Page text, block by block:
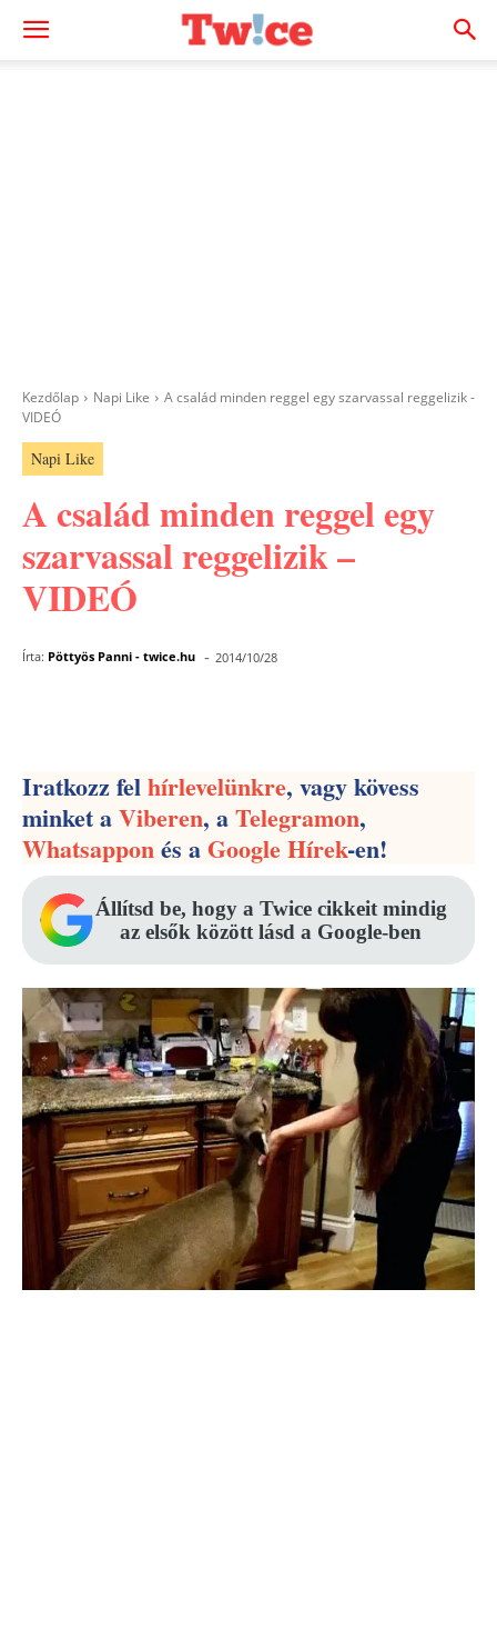
Kezdőlap Napi Like
A család minden reggel egy szarvassal reggelizik -
VIDEÓ
Napi Like
A család minden reggel egy
szarvassal reggelizik –
VIDEÓ
Írta: Pöttyös Panni - twice.hu - 2014/10/28
Iratkozz felhírlevelünkre, vagy kövess
minket aViberen, aTelegramon,
Whatsapponés aGoogle Hírek-en!
Állítsd be, hogy a Twice cikkeit mindig
az elsők között lásd a Google-ben